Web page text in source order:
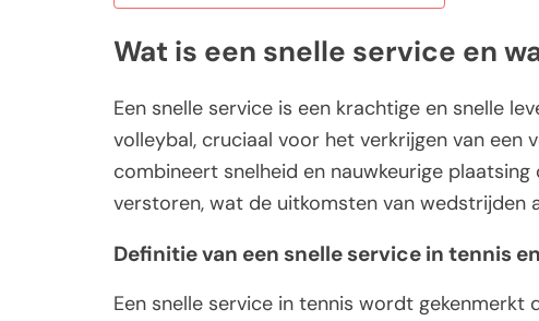
Wat is een snelle service en
Een snelle service is een krachtige en snelle
volleybal, cruciaal voor het verkrijgen van
combineert snelheid en nauwkeurige plaatsing
verstoren, wat de uitkomsten van wedstrijden
Definitie van een snelle service in tennis
Een snelle service in tennis wordt